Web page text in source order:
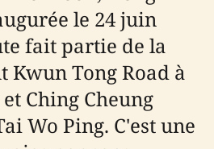
le 24 juin
fait partie de la
Kwun Tong Road à
Ching Cheung
Wo Ping. C'est une